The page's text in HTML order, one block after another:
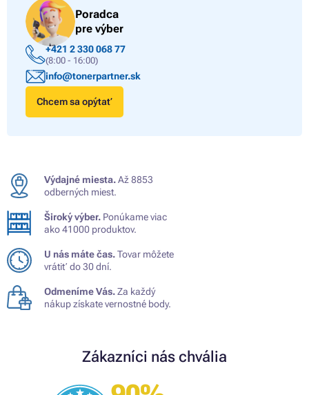
Poradca
pre výber
+421 2 330 068 77
(8:00 - 16:00)
info@tonerpartner.sk
Chcem sa opýtať
Výdajné miesta.Až 8853
odberných miest.
Široký výber. Ponúkame viac
ako 41000 produktov.
U nás máte čas.Tovar môžete
vrátiť do 30 dní.
Odmeníme Vás.Za každý
nákup získate vernostné body.
Zákazníci nás chvália